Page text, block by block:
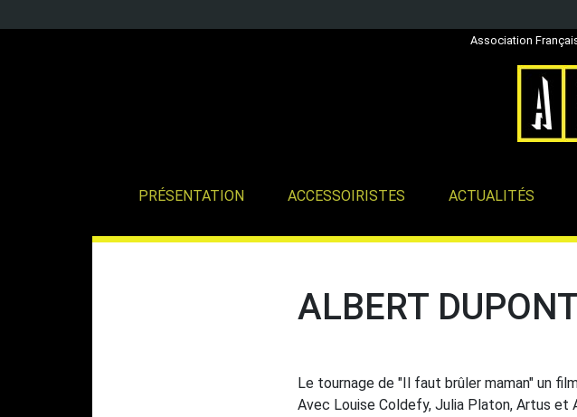
Association
PRÉSENTATION ACCESSOIRISTES ACTUALITÉS
ALBERT
Le tournage de "Il faut brûler maman" un
Avec Louise Coldefy, Julia Platon, Artus et